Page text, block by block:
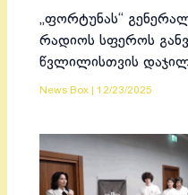
„ფორტუნას“
რადიოს სფეროს
წვლილისთვის
News Box |12/23/2025